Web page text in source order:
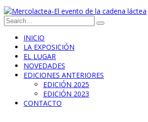
INICIO
LA EXPOSICIÓN
EL LUGAR
NOVEDADES
EDICIONES ANTERIORES
EDICIÓN 2025
EDICIÓN 2023
CONTACTO